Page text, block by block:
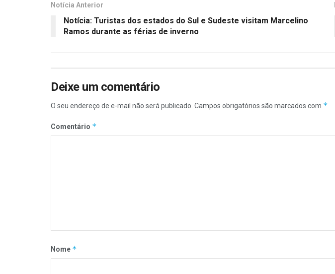
Notícia Anterior
Notícia: Turistas dos estados do Sul e Sudeste visitam Marcelino
Ramos durante as férias de inverno
Deixe um comentário
O seu endereço de e-mail não será publicado. Campos obrigatórios são marcados com *
Comentário *
Nome *